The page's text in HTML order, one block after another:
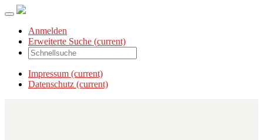
Anmelden
Erweiterte Suche (current)
Impressum (current)
Datenschutz (current)